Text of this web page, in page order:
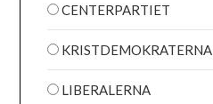
CENTERPARTIET
KRISTDEMOKRATERNA
LIBERALERNA